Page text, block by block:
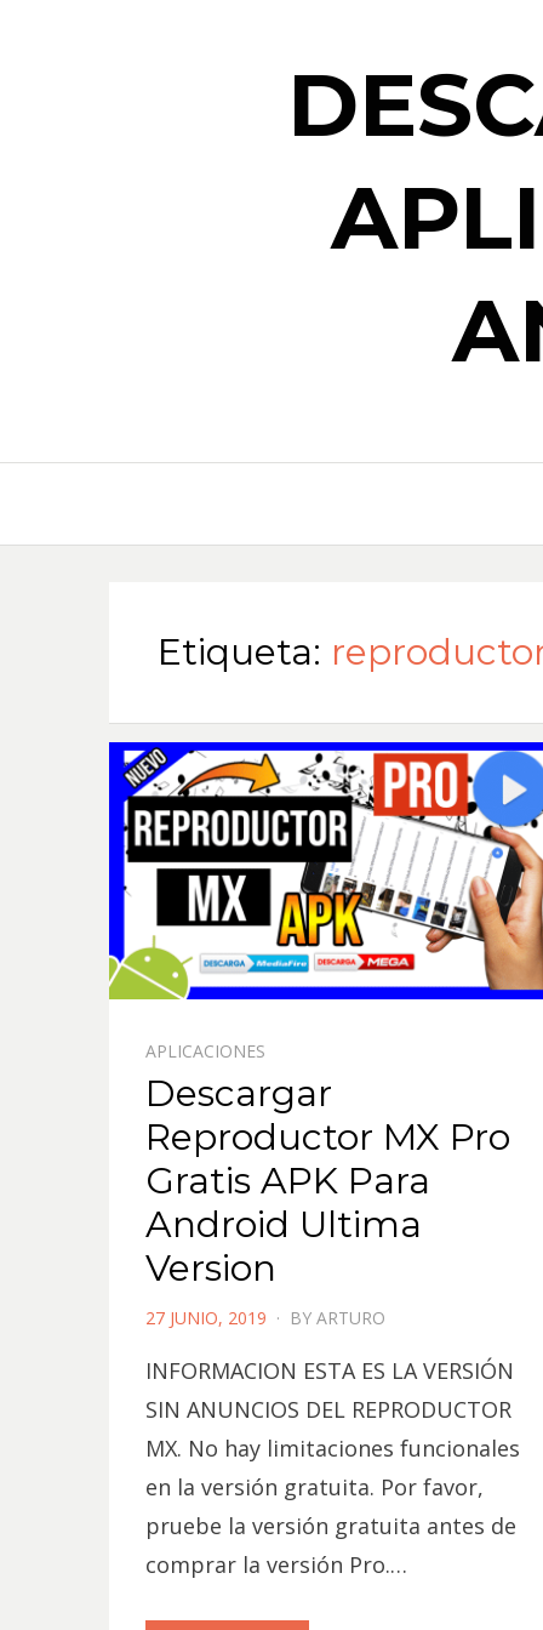
Etiqueta:
APLICACIONES
Descargar
Reproductor MX Pro
Gratis APK Para
Android Ultima
Version
POSTED
27 JUNIO, 2019 BY ARTURO
INFORMACION ESTA ES LA VERSIÓN
SIN ANUNCIOS DEL REPRODUCTOR
MX. No hay limitaciones funcionales
en la versión gratuita. Por favor,
pruebe la versión gratuita antes de
comprar la versión Pro.…